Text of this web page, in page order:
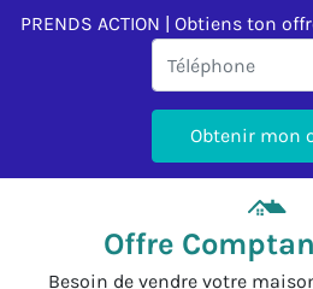
PRENDS ACTION | Obtiens ton
Offre
Besoin de vendre votre